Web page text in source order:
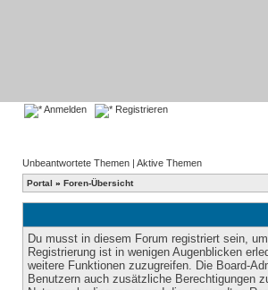
Anmelden Registrieren
Unbeantwortete Themen | Aktive Themen
Portal » Foren-Übersicht
Du musst in diesem Forum registriert sein,
Registrierung ist in wenigen Augenblicken
weitere Funktionen zuzugreifen. Die Board-
Benutzern auch zusätzliche Berechtigungen